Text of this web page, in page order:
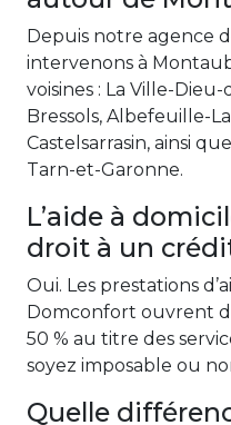
Depuis notre agence
intervenons à
voisines : La Ville-
Bressols, Albefeuille-
Castelsarrasin, ainsi
Tarn-et-Garonne.
L’aide à
droit à un
Oui. Les prestations
Domconfort ouvrent
50 % au titre des
soyez imposable ou
Quelle